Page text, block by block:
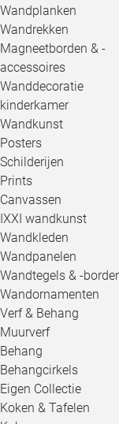
Wandplanken
Wandrekken
Magneetborden & -
accessoires
Wanddecoratie
kinderkamer
Wandkunst
Posters
Schilderijen
Prints
Canvassen
IXXI wandkunst
Wandkleden
Wandpanelen
Wandtegels & -
Wandornamenten
Verf & Behang
Muurverf
Behang
Behangcirkels
Eigen Collectie
Koken & Tafelen